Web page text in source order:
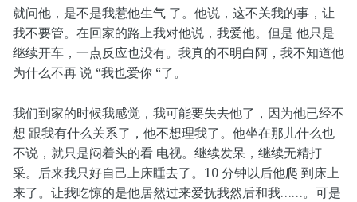
就问他，是不是我惹他生气 了。他说，这不关我的事，让
我不要管。在回家的路上我对他说，我爱他。但是 他只是
继续开车，一点反应也没有。我真的不明白阿，我不知道他
为什么不再 说 “我也爱你 “了。
我们到家的时候我感觉，我可能要失去他了，因为他已经不
想 跟我有什么关系了，他不想理我了。他坐在那儿什么也
不说，就只是闷着头的看 电视。继续发呆，继续无精打
采。后来我只好自己上床睡去了。10 分钟以后他爬 到床上
来了。让我吃惊的是他居然过来爱抚我然后和我……。可是